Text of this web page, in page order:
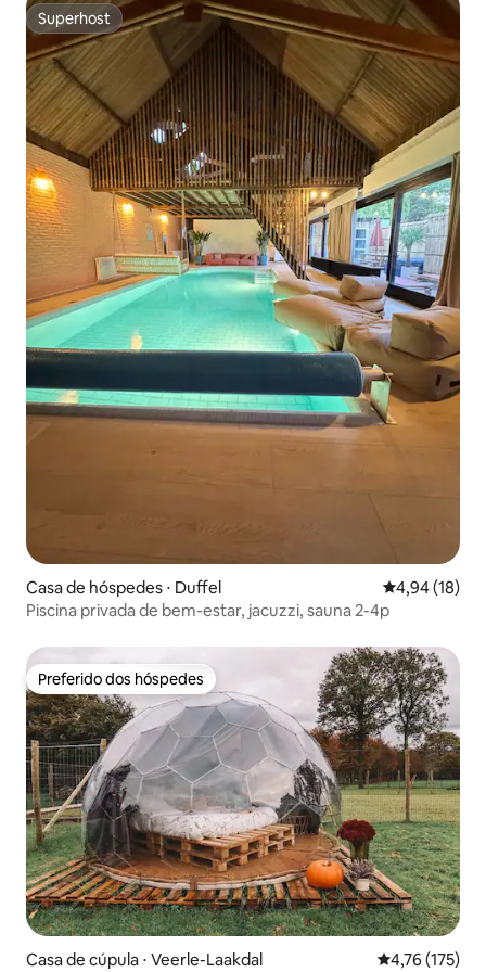
Superhost
Superhost
Casa de hóspedes ⋅ Duffel 4,94 de uma
4,94 (18)
Piscina privada de bem-estar, jacuzzi, sauna 2-4p
Preferido dos hóspedes
Preferido dos hóspedes
Casa de cúpula ⋅ Veerle-Laakdal 4,76 de uma
4,76 (175)